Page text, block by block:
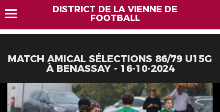
DISTRICT DE LA VIENNE DE
FOOTBALL
MATCH AMICAL SÉLECTIONS 86/79 U15G
À BENASSAY - 16-10-2024